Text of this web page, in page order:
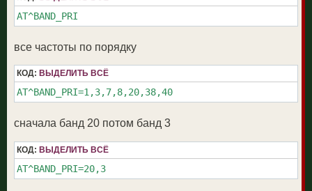
AT^BAND_PRI
все частоты по порядку
КОД: ВЫДЕЛИТЬ ВСЁ
AT^BAND_PRI=1,3,7,8,20,38,40
сначала банд 20 потом банд 3
КОД: ВЫДЕЛИТЬ ВСЁ
AT^BAND_PRI=20,3